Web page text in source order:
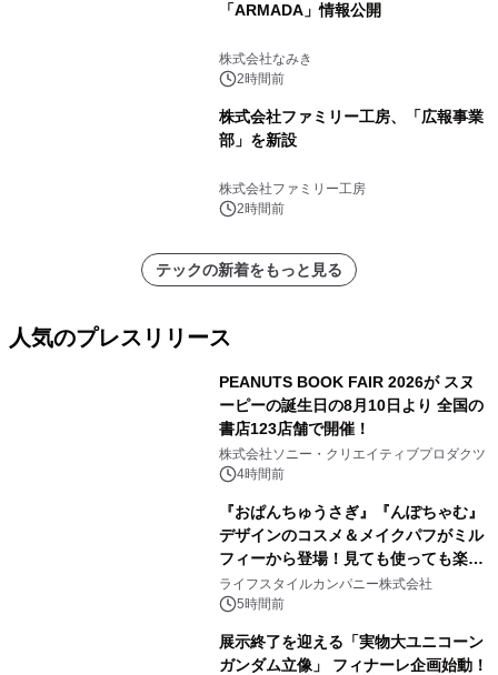
「ARMADA」情報公開
株式会社なみき
2時間前
株式会社ファミリー工房、「広報事業
部」を新設
株式会社ファミリー工房
2時間前
テックの新着をもっと見る
人気のプレスリリース
PEANUTS BOOK FAIR 2026が スヌ
ーピーの誕生日の8月10日より 全国の
書店123店舗で開催！
株式会社ソニー・クリエイティブプロダクツ
4時間前
『おぱんちゅうさぎ』『んぽちゃむ』
デザインのコスメ＆メイクパフがミル
フィーから登場！見ても使っても楽し
い、ポップでキュートなコレクショ
ン。
ライフスタイルカンパニー株式会社
5時間前
展示終了を迎える「実物大ユニコーン
ガンダム立像」 フィナーレ企画始動！